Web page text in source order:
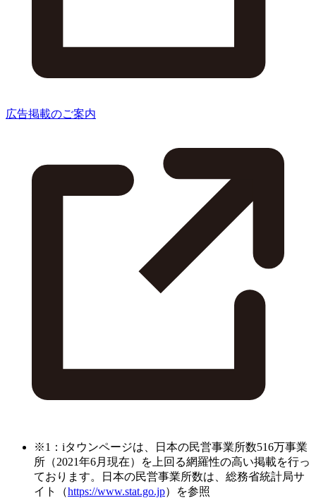
広告掲載のご案内
※1：iタウンページは、日本の民営事業所数516万事業
所（2021年6月現在）を上回る網羅性の高い掲載を行っ
ております。日本の民営事業所数は、総務省統計局サ
イト（https://www.stat.go.jp）を参照